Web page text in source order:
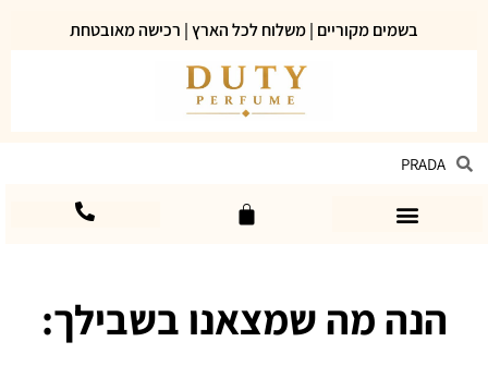
בשמים מקוריים | משלוח לכל הארץ | רכישה מאובטחת
הנה מה שמצאנו בשבילך: